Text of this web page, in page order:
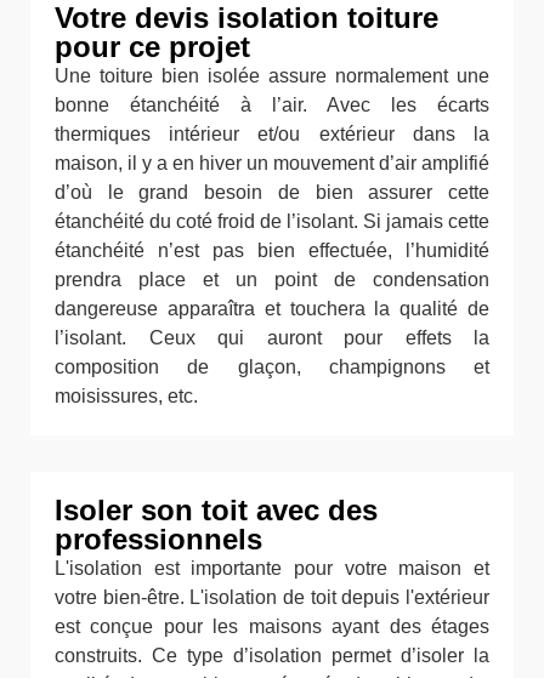
Votre devis isolation toiture
pour ce projet
Une toiture bien isolée assure normalement une
bonne étanchéité à l’air. Avec les écarts
thermiques intérieur et/ou extérieur dans la
maison, il y a en hiver un mouvement d’air amplifié
d’où le grand besoin de bien assurer cette
étanchéité du coté froid de l’isolant. Si jamais cette
étanchéité n’est pas bien effectuée, l’humidité
prendra place et un point de condensation
dangereuse apparaîtra et touchera la qualité de
l’isolant. Ceux qui auront pour effets la
composition de glaçon, champignons et
moisissures, etc.
Isoler son toit avec des
professionnels
L'isolation est importante pour votre maison et
votre bien-être. L'isolation de toit depuis l'extérieur
est conçue pour les maisons ayant des étages
construits. Ce type d’isolation permet d’isoler la